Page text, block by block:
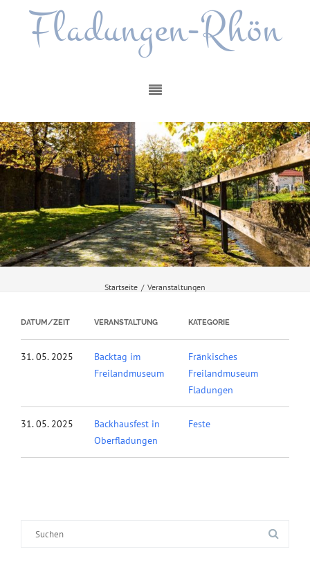
Fladungen-Rhön
Startseite / Veranstaltungen
DATUM/ZEIT VERANSTALTUNG KATEGORIE
31. 05. 2025
Backtag im
Freilandmuseum
Fränkisches
Freilandmuseum
Fladungen
31. 05. 2025
Backhausfest in
Oberfladungen
Feste